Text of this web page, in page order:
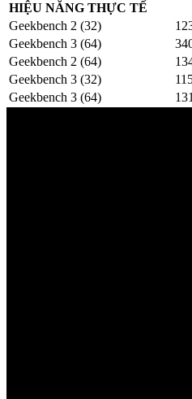
HIỆU NĂNG THỰC TẾ
Geekbench 2 (32)
Geekbench 3 (64)
Geekbench 2 (64)
Geekbench 3 (32)
Geekbench 3 (64)